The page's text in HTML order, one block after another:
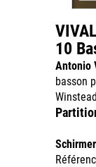
10
Antonio
basson
Winstead
Schirmer